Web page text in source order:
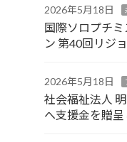
2026年5月18日
国際ソロプチ
ン 第40回リジ
2026年5月18日
社会福祉法人
へ支援金を贈